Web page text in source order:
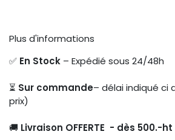
Plus d'informations
✅ En Stock – Expédié sous 24/48h
⏳ Sur commande– délai indiqué ci
prix)
🚚 Livraison OFFERTE - dès 500.-